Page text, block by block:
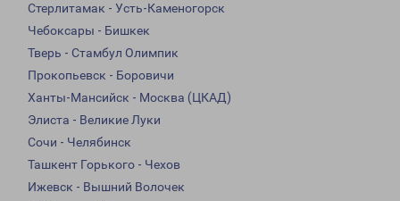
Стерлитамак - Усть-Каменогорск
Чебоксары - Бишкек
Тверь - Стамбул Олимпик
Прокопьевск - Боровичи
Ханты-Мансийск - Москва (ЦКАД)
Элиста - Великие Луки
Сочи - Челябинск
Ташкент Горького - Чехов
Ижевск - Вышний Волочек